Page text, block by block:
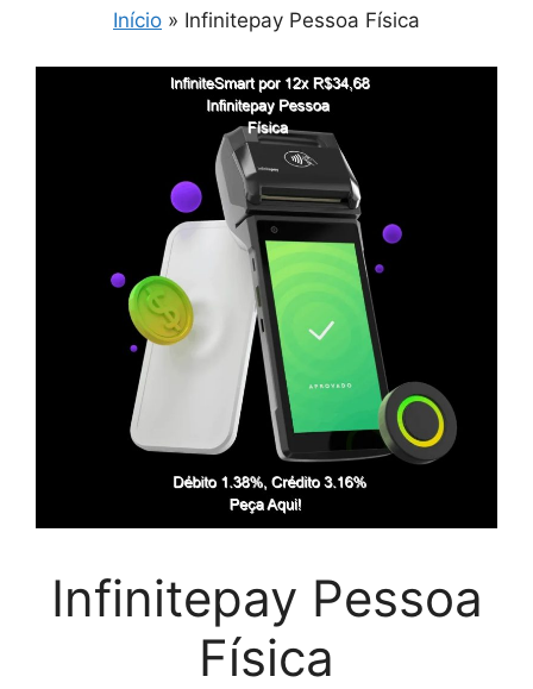
Início » Infinitepay Pessoa Física
Infinitepay Pessoa
Física